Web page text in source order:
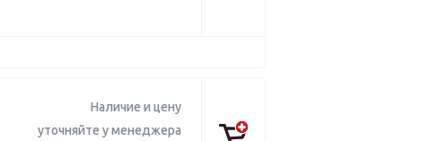
Наличие и цену
уточняйте у менеджера